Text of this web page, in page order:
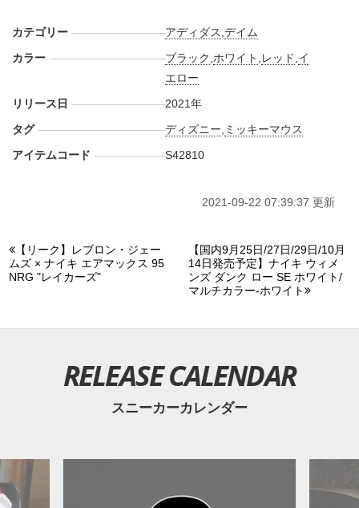
カテゴリー アディダス ,デイム
カラー
ブラック ホワイト レッド イ
エロー
リリース日
2021年
タグ
ディズニー ミッキーマウス
アイテムコード
S42810
2021-09-22 07:39:37 更新
【リーク】レブロン・ジェー
ムズ × ナイキ エアマックス 95
NRG "レイカーズ"
【国内9月25日/27日/29日/10月
14日発売予定】ナイキ ウィメ
ンズ ダンク ロー SE ホワイト/
マルチカラー-ホワイト
RELEASE CALENDAR
スニーカーカレンダー